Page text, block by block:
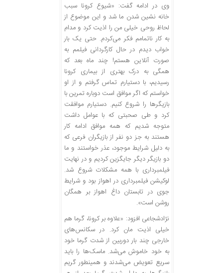
وی در ادامه گفت: «شیوع کرونا سبب
خانه نشین شدن ما شد و این موضوع از
لحاظ روحی خیلی من را اذیت کرد و مدام
به کار ناتمامم فکر می‌کردم. حتی یک بار
خواب دیدم در حال کارگردانی فیلمم به
صورت آنلاین هستم! چند ماه بعد که
همگی به درک بهتری از بیماری کرونا
رسیدیم، با دستیارم تماس گرفتم و از او
خواستم که اگر موافق است دوباره تمرین با
بازیگرها را شروع کنیم. دستیارم موافقت
کرد و طی صحبتی که با عوامل داشت
متوجه شدیم که همه موافق ادامه کار
هستند به جز دو نفر از بازیگران فرعی که
به دلیل شرایط موجود، عذر خواستند و ما
دو بازیگر دیگر جایگزین کردیم و در نهایت
فیلمبرداری با همه مشکلات شروع شد.
لوکیشن فیلمبرداری در اهواز بود و شرایط
جوی در تابستان داغ اهواز بر همگان
روشن است».
نژادشجاعی افزود: «علاوه بر کرونا، گرما هم
خیلی اذیت مان کرد. در سکانس‌های
خارجی چند بار دوربین از شدت گرما خود
به خود خاموش می‌شد. ماسک‌ها را باید
سریع تعویض می‌شدند و همینطور گریم